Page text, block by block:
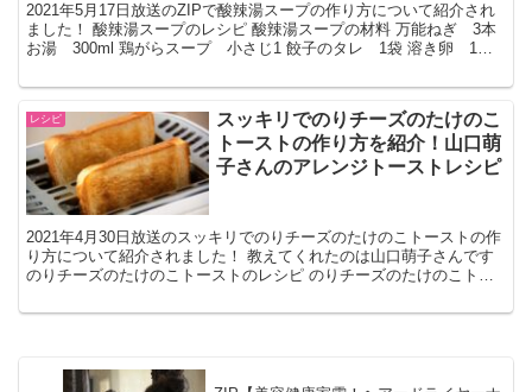
2021年5月17日放送のZIPで酸辣湯スープの作り方について紹介され
ました！ 酸辣湯スープのレシピ 酸辣湯スープの材料 万能ねぎ 3本
お湯 300ml 鶏がらスープ 小さじ1 餃子のタレ 1袋 溶き卵 1個
レシピ
スッキリでのりチーズのたけのこ
トーストの作り方を紹介！山口萌
子さんのアレンジトーストレシピ
2021年4月30日放送のスッキリでのりチーズのたけのこトーストの作
り方について紹介されました！ 教えてくれたのは山口萌子さんです
のりチーズのたけのこトーストのレシピ のりチーズのたけのこトー